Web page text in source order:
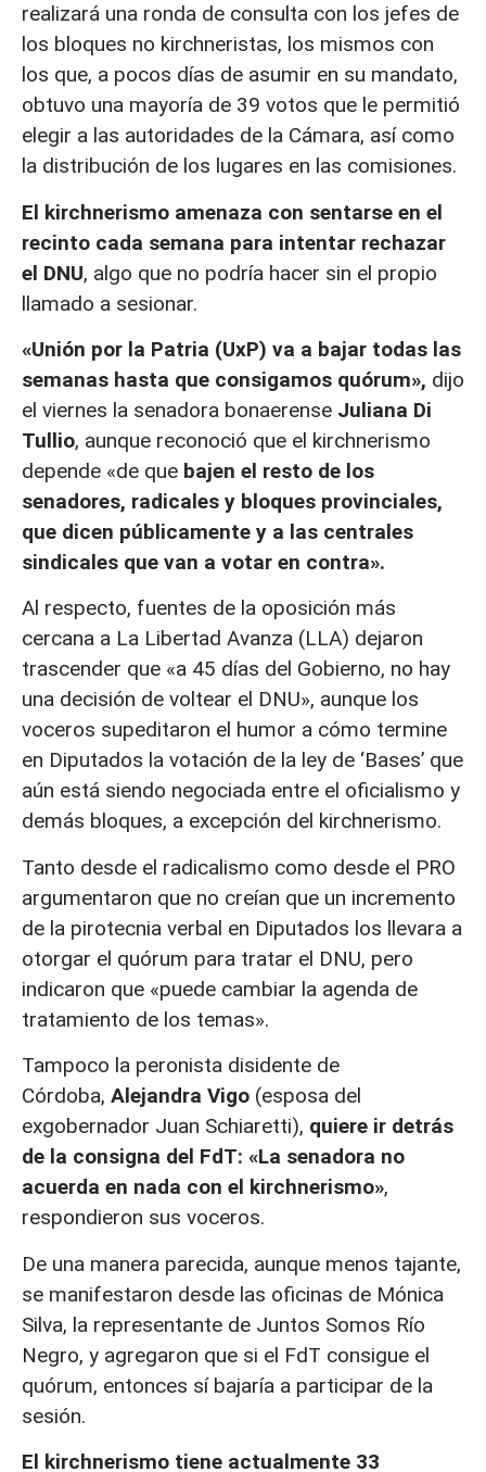
realizará una ronda de consulta con los jefes de
los bloques no kirchneristas, los mismos con
los que, a pocos días de asumir en su mandato,
obtuvo una mayoría de 39 votos que le permitió
elegir a las autoridades de la Cámara, así como
la distribución de los lugares en las comisiones.
El kirchnerismo amenaza con sentarse en el
recinto cada semana para intentar rechazar
el DNU, algo que no podría hacer sin el propio
llamado a sesionar.
«Unión por la Patria (UxP) va a bajar todas las
semanas hasta que consigamos quórum», dijo
el viernes la senadora bonaerense Juliana Di
Tullio, aunque reconoció que el kirchnerismo
depende «de que bajen el resto de los
senadores, radicales y bloques provinciales,
que dicen públicamente y a las centrales
sindicales que van a votar en contra».
Al respecto, fuentes de la oposición más
cercana a La Libertad Avanza (LLA) dejaron
trascender que «a 45 días del Gobierno, no hay
una decisión de voltear el DNU», aunque los
voceros supeditaron el humor a cómo termine
en Diputados la votación de la ley de ‘Bases’ que
aún está siendo negociada entre el oficialismo y
demás bloques, a excepción del kirchnerismo.
Tanto desde el radicalismo como desde el PRO
argumentaron que no creían que un incremento
de la pirotecnia verbal en Diputados los llevara a
otorgar el quórum para tratar el DNU, pero
indicaron que «puede cambiar la agenda de
tratamiento de los temas».
Tampoco la peronista disidente de
Córdoba, Alejandra Vigo (esposa del
exgobernador Juan Schiaretti), quiere ir detrás
de la consigna del FdT: «La senadora no
acuerda en nada con el kirchnerismo»,
respondieron sus voceros.
De una manera parecida, aunque menos tajante,
se manifestaron desde las oficinas de Mónica
Silva, la representante de Juntos Somos Río
Negro, y agregaron que si el FdT consigue el
quórum, entonces sí bajaría a participar de la
sesión.
El kirchnerismo tiene actualmente 33